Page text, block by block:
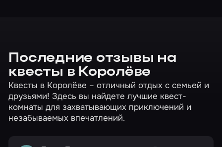
Последние отзывы на
квесты в Королёве
Квесты в Королёве – отличный отдых с семьей и
друзьями! Здесь вы найдете лучшие квест-
комнаты для захватывающих приключений и
незабываемых впечатлений.